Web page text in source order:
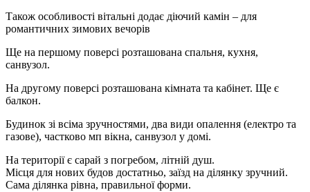
Також особливості вітальні додає діючий камін – для
романтичних зимових вечорів
Ще на першому поверсі розташована спальня, кухня,
санвузол.
На другому поверсі розташована кімната та кабінет. Ще є
балкон.
Будинок зі всіма зручностями, два види опалення (електро та
газове), частково мп вікна, санвузол у домі.
На території є сарай з погребом, літній душ.
Місця для нових будов достатньо, заїзд на ділянку зручний.
Сама ділянка рівна, правильної форми.